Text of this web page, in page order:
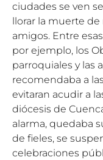
ciudades se ven
llorar la muerte
amigos. Entre
por ejemplo, los
parroquiales y las
recomendaba a
evitaran acudir a
diócesis de
alarma, quedaba
de fieles, se
celebraciones